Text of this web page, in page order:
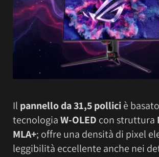
Il pannello da 31,5 polliciè
tecnologiaW-OLED con struttura
MLA+; offre una densità di pixel
leggibilità eccellente anche nei